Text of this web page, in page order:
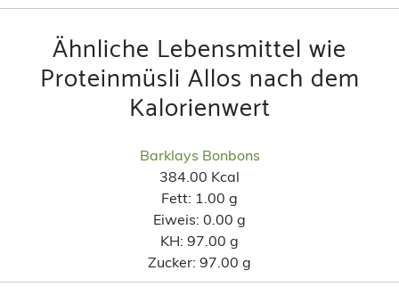
Ähnliche Lebensmittel wie
Proteinmüsli Allos nach dem
Kalorienwert
Barklays Bonbons
384.00 Kcal
Fett: 1.00 g
Eiweis: 0.00 g
KH: 97.00 g
Zucker: 97.00 g